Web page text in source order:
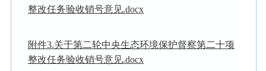
整改任务验收销号意见.docx
附件3.关于第二轮中央生态环境保护督察第二十项
整改任务验收销号意见.docx